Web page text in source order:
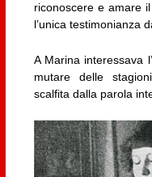
riconoscere e amare
l’unica testimonianza
A Marina interessava
mutare delle
scalfita dalla parola